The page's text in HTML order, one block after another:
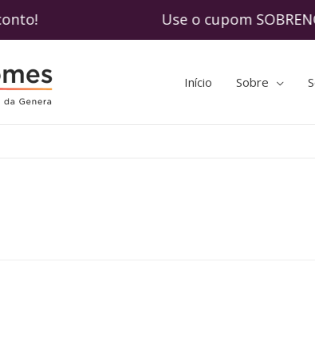
desconto! Use o cupom
Início Sobre